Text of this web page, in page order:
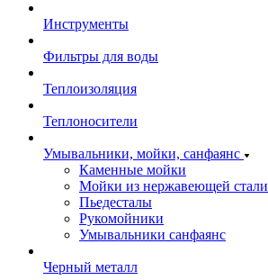
Инструменты
Фильтры для воды
Теплоизоляция
Теплоносители
Умывальники, мойки, санфаянс
Каменные мойки
Мойки из нержавеющей стали
Пьедесталы
Рукомойники
Умывальники санфаянс
Черный металл